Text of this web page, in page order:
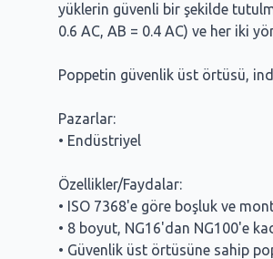
yüklerin güvenli bir şekilde
0.6 AC, AB = 0.4 AC) ve her iki
Poppetin güvenlik üst örtüsü,
Pazarlar:
• Endüstriyel
Özellikler/Faydalar:
• ISO 7368'e göre boşluk ve
• 8 boyut, NG16'dan NG100'e
• Güvenlik üst örtüsüne sahip